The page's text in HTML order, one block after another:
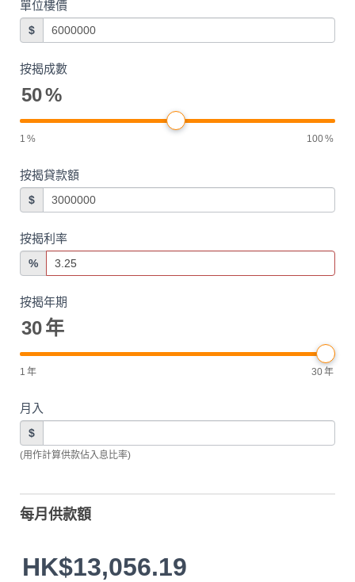
單位樓價
$
按揭成數
50%
1 % 100%
按揭貸款額
$
按揭利率
%
按揭年期
30年
1 年 30年
月入
$
(用作計算供款佔入息比率)
每月供款額
HK$13,056.19